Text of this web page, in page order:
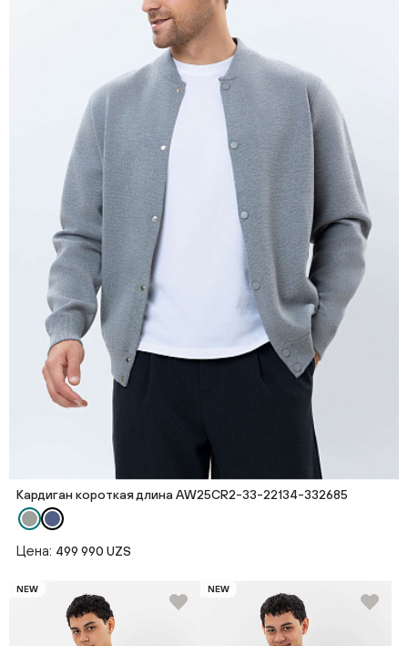
Кардиган короткая длина AW25CR2-33-22134-332685
Цена: 499 990 UZS
NEW NEW